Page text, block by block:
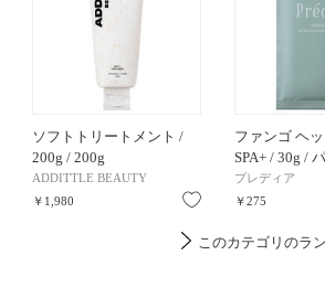
お気に入り
ソフトトリートメント /
200g / 200g
ADDITTLE BEAUTY
￥1,980
お気に入り
ファンゴ ヘ
SPA+ / 30g /
プレディア
￥275
このカテゴリのラ